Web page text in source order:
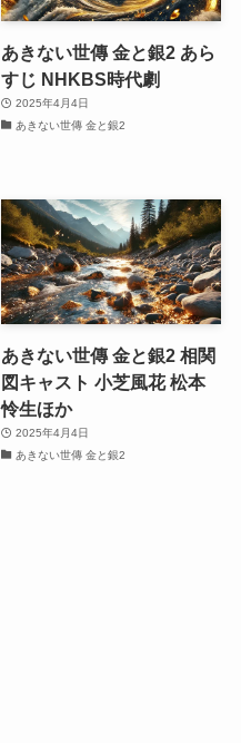
あきない世傳 金と銀2 あら
すじ NHKBS時代劇
2025年4月4日
あきない世傳 金と銀2
あきない世傳 金と銀2 相関
図キャスト 小芝風花 松本
怜生ほか
2025年4月4日
あきない世傳 金と銀2